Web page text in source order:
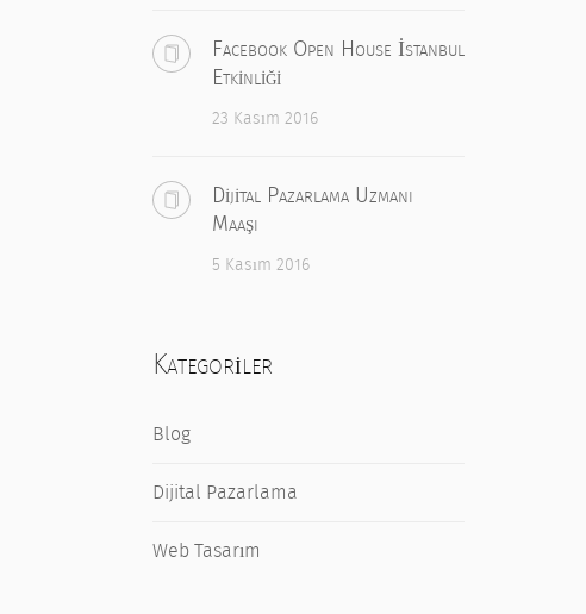
Facebook Open House İstanbul
Etkinliği
23 Kasım 2016
Dijital Pazarlama Uzmanı
Maaşı
5 Kasım 2016
Kategoriler
Blog
Dijital Pazarlama
Web Tasarım